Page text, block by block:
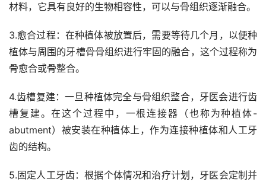
材料，它具有良好的生物相容性，可以与骨组织逐渐融合。
3.愈合过程：在种植体被放置后，需要等待几个月，以便种
植体与周围的牙槽骨骨组织进行牢固的融合，这个过程称为
骨愈合或骨整合。
4.齿槽复建：一旦种植体完全与骨组织整合，牙医会进行齿
槽复建。在这个过程中，一根连接器（也称为种植体-
abutment）被安装在种植体上，作为连接种植体和人工牙
齿的结构。
5.固定人工牙齿：根据个体情况和治疗计划，牙医会定制并